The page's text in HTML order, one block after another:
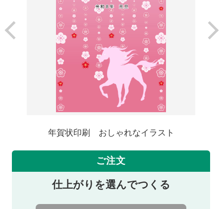
年賀状印刷 おしゃれなイラスト
ご注文
仕上がりを選んでつくる